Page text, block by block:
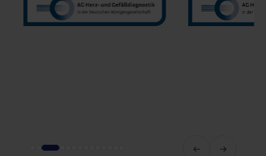
Prof. Dr. Oliver Mohrs
MVZ Radnet